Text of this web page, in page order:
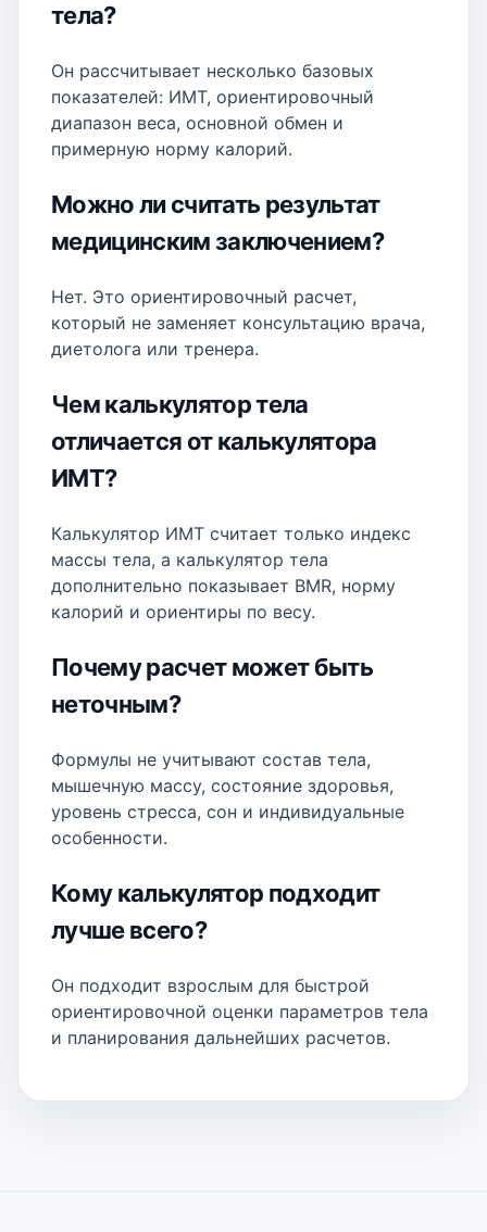
тела?
Он рассчитывает несколько базовых
показателей: ИМТ, ориентировочный
диапазон веса, основной обмен и
примерную норму калорий.
Можно ли считать результат
медицинским заключением?
Нет. Это ориентировочный расчет,
который не заменяет консультацию врача,
диетолога или тренера.
Чем калькулятор тела
отличается от калькулятора
ИМТ?
Калькулятор ИМТ считает только индекс
массы тела, а калькулятор тела
дополнительно показывает BMR, норму
калорий и ориентиры по весу.
Почему расчет может быть
неточным?
Формулы не учитывают состав тела,
мышечную массу, состояние здоровья,
уровень стресса, сон и индивидуальные
особенности.
Кому калькулятор подходит
лучше всего?
Он подходит взрослым для быстрой
ориентировочной оценки параметров тела
и планирования дальнейших расчетов.